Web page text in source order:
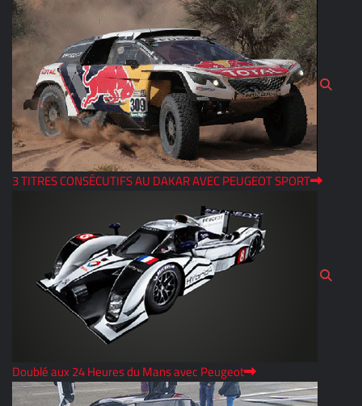
3 TITRES CONSÉCUTIFS AU DAKAR AVEC PEUGEOT SPORT
Doublé aux 24 Heures du Mans avec Peugeot